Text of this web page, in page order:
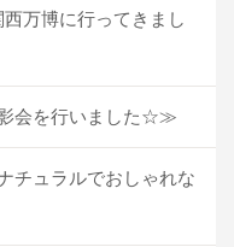
万博に行ってきまし
会を行いました☆≫
チュラルでおしゃれな